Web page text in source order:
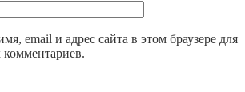
email и адрес сайта в этом браузере для